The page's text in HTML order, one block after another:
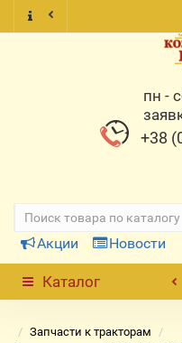
пн -
+38
Акции Новости
Каталог
Запчасти к тракторам